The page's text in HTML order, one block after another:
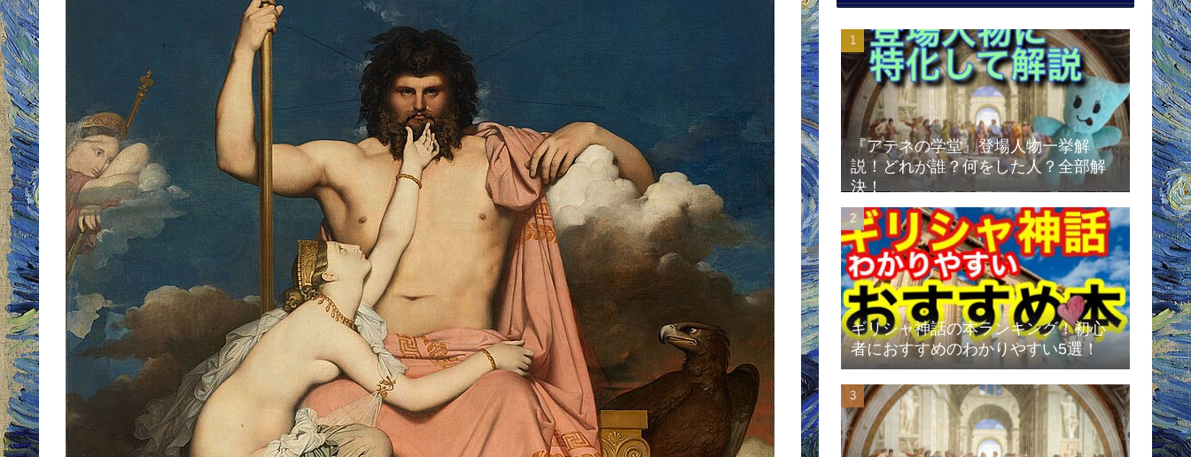
『アテネの学堂』登場人物一挙解
説！どれが誰？何をした人？全部解
決！
ギリシャ神話の本ランキング！初心
者におすすめのわかりやすい5選！